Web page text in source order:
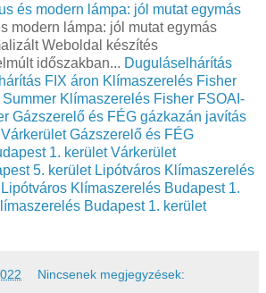
és modern lámpa: jól mutat egymás
modern lámpa: jól mutat egymás
Weboldal készítés
időszakban... Duguláselhárítás
FIX áron Klímaszerelés Fisher
Klímaszerelés Fisher FSOAI-
Gázszerelő és FÉG gázkazán javítás
Gázszerelő és FÉG
1. kerület Várkerület
5. kerület Lipótváros Klímaszerelés
Klímaszerelés Budapest 1.
Budapest 1. kerület
Nincsenek megjegyzések: